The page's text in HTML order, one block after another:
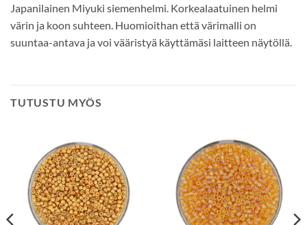
Japanilainen Miyuki siemenhelmi. Korkealaatuinen helmi
värin ja koon suhteen. Huomioithan että värimalli on
suuntaa-antava ja voi vääristyä käyttämäsi laitteen näytöllä.
TUTUSTU MYÖS